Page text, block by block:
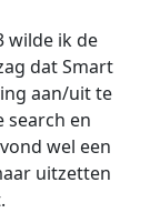
wilde ik de
dat Smart
aan/uit te
search en
wel een
uitzetten